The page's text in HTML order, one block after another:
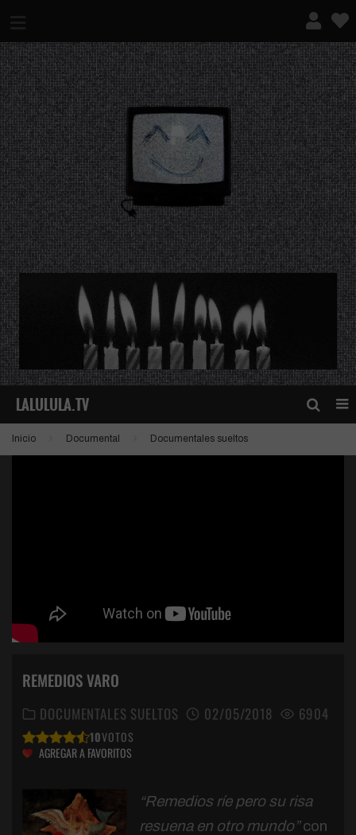
¿QUÉ ES ESTO?
Inicio Documental Documentales sueltos
REMEDIOS VARO
DOCUMENTALES SUELTOS 02/05/2018 6904
10VOTOS
AGREGAR A FAVORITOS
“Remedios ríe pero su risa
resuena en otro mundo”con